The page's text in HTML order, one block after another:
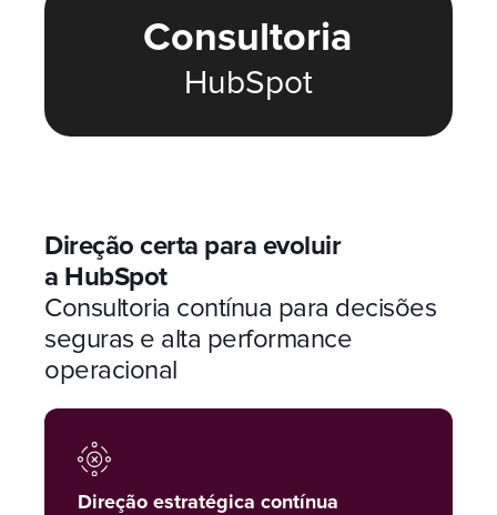
Consultoria
HubSpot
Direção certa para evoluir
a HubSpot
Consultoria contínua para decisões
seguras e alta performance
operacional
Direção estratégica contínua